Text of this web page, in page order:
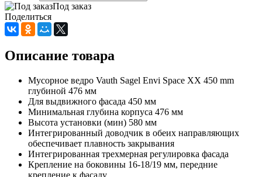
Под заказ
Поделиться
Описание товара
Мусорное ведро Vauth Sagel Envi Space ХХ 450 mm
глубиной 476 мм
Для выдвижного фасада 450 мм
Минимальная глубина корпуса 476 мм
Высота установки (мин) 580 мм
Интегрированный доводчик в обеих направляющих
обеспечивает плавность закрывания
Интегрированная трехмерная регулировка фасада
Крепление на боковины 16-18/19 мм, передние
крепление к фасаду